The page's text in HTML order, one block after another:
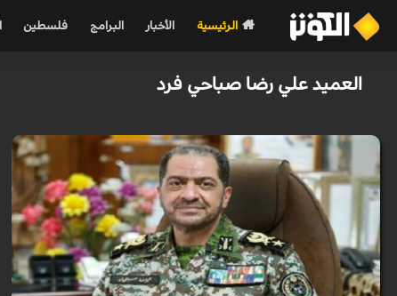
الرئيسية الأخبار البرامج فلسطين
العميد علي رضا صباحي فرد